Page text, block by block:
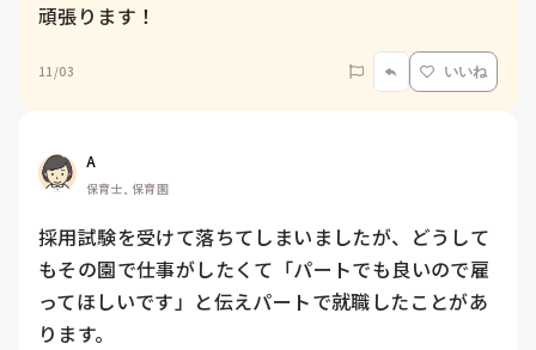
頑張ります！
11/03 いいね
A
保育士, 保育園
採用試験を受けて落ちてしまいましたが、どうして
もその園で仕事がしたくて「パートでも良いので雇
ってほしいです」と伝えパートで就職したことがあ
ります。